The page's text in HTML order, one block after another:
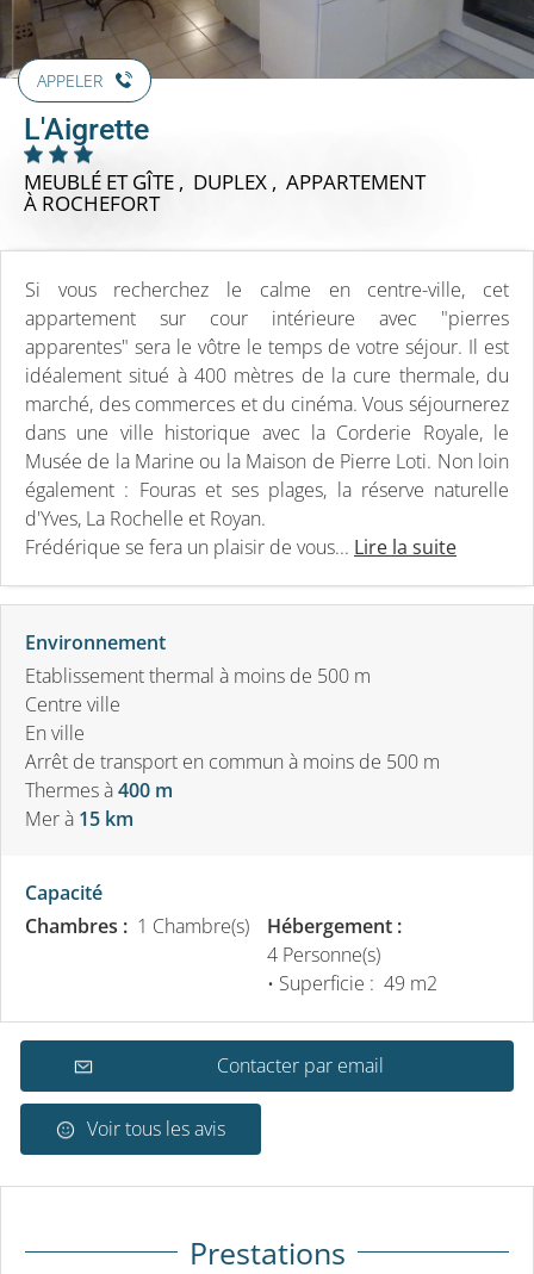
APPELER
L'Aigrette
MEUBLÉ ET GÎTE , DUPLEX , APPARTEMENT
À ROCHEFORT
Si vous recherchez le calme en centre-ville, cet
appartement sur cour intérieure avec "pierres
apparentes" sera le vôtre le temps de votre séjour. Il est
idéalement situé à 400 mètres de la cure thermale, du
marché, des commerces et du cinéma. Vous séjournerez
dans une ville historique avec la Corderie Royale, le
Musée de la Marine ou la Maison de Pierre Loti. Non loin
également : Fouras et ses plages, la réserve naturelle
d'Yves, La Rochelle et Royan.
Frédérique se fera un plaisir de vous... Lire la suite
Environnement
Etablissement thermal à moins de 500 m
Centre ville
En ville
Arrêt de transport en commun à moins de 500 m
Thermesà400 m
Merà 15 km
Capacité
Chambres : 1 Chambre(s)
Hébergement :
4 Personne(s)
• Superficie : 49 m2
Contacter par email
Voir tous les avis
Prestations